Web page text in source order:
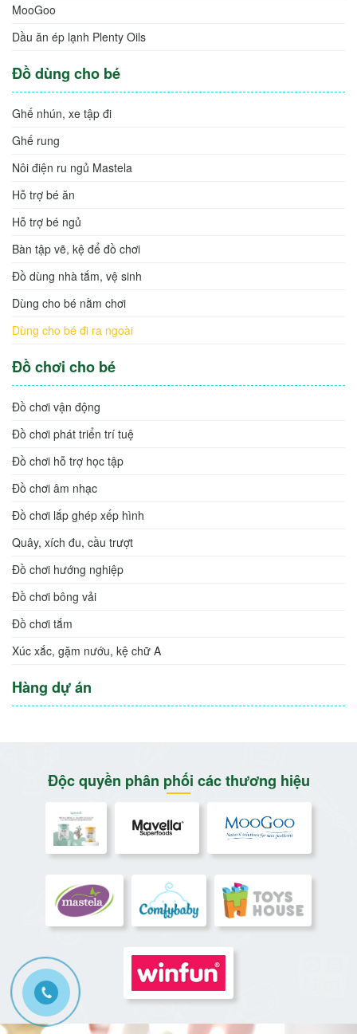
MooGoo
Dầu ăn ép lạnh Plenty Oils
Đồ dùng cho bé
Ghế nhún, xe tập đi
Ghế rung
Nôi điện ru ngủ Mastela
Hỗ trợ bé ăn
Hỗ trợ bé ngủ
Bàn tập vẽ, kệ để đồ chơi
Đồ dùng nhà tắm, vệ sinh
Dùng cho bé nằm chơi
Dùng cho bé đi ra ngoài
Đồ chơi cho bé
Đồ chơi vận động
Đồ chơi phát triển trí tuệ
Đồ chơi hỗ trợ học tập
Đồ chơi âm nhạc
Đồ chơi lắp ghép xếp hình
Quây, xích đu, cầu trượt
Đồ chơi hướng nghiệp
Đồ chơi bông vải
Đồ chơi tắm
Xúc xắc, gặm nướu, kệ chữ A
Hàng dự án
Độc quyền phân phối các thương hiệu